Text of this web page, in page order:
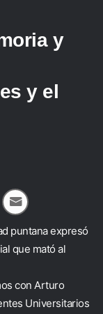
y
y el
puntana expresó
que mató al
con Arturo
Universitarios